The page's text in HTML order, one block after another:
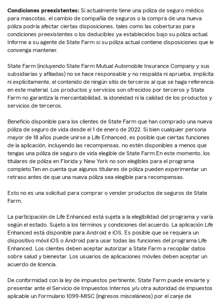
Condiciones preexistentes: Si actualmente tiene una póliza de seguro médico
para mascotas, el cambio de compañía de seguros o la compra de una nueva
póliza podría afectar ciertas disposiciones, tales como las coberturas para
condiciones preexistentes o los deducibles ya establecidos bajo su póliza actual.
Informe a su agente de State Farm si su póliza actual contiene disposiciones que le
convenga mantener.
State Farm (incluyendo State Farm Mutual Automobile Insurance Company y sus
subsidiarias y afiliadas) no se hace responsable y no respalda ni aprueba, implícita
ni explícitamente, el contenido de ningún sitio de terceros al que se haga referencia
en este material. Los productos y servicios son ofrecidos por terceros y State
Farm no garantiza la mercantabilidad, la idoneidad ni la calidad de los productos y
servicios de terceros.
Beneficio disponible para los clientes de State Farm que han comprado una nueva
póliza de seguro de vida desde el 1 de enero de 2022. Si bien cualquier persona
mayor de 18 años puede unirse a Life Enhanced, es posible que ciertas funciones
de la aplicación, incluyendo las recompensas, no estén disponibles a menos que
tengas una póliza de seguro de vida elegible de State Farm.En este momento, los
titulares de póliza en Florida y New York no son elegibles para el programa
completo.Ten en cuenta que algunos titulares de póliza pueden experimentar un
retraso antes de que una nueva póliza sea elegible para recompensas.
Esto no es una solicitud para comprar o vender productos de seguros de State
Farm.
La participación de Life Enhanced está sujeta a la elegibilidad del programa y varía
según el estado. Sujeto a los términos y condiciones del acuerdo. La aplicación Life
Enhanced está disponible para Android e iOS. Es posible que se requiera un
dispositivo móvil iOS o Android para usar todas las funciones del programa Life
Enhanced. Los clientes deben aceptar autorizar a State Farm a recopilar datos
sobre salud y bienestar. Los usuarios de aplicaciones móviles deben aceptar un
acuerdo de licencia.
De conformidad con la ley de impuestos pertinente, State Farm puede enviarte y
presentar ante el Servicio de Impuestos Internos y/u otra autoridad de impuestos
aplicable un Formulario 1099-MISC (ingresos misceláneos) por el canje de